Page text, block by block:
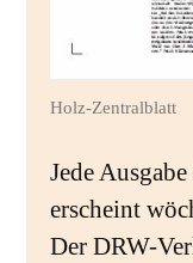
Holz-Zentralblatt
Jede
erscheint
Der DRW-